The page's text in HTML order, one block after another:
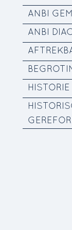
ANBI
ANBI
HISTORIE